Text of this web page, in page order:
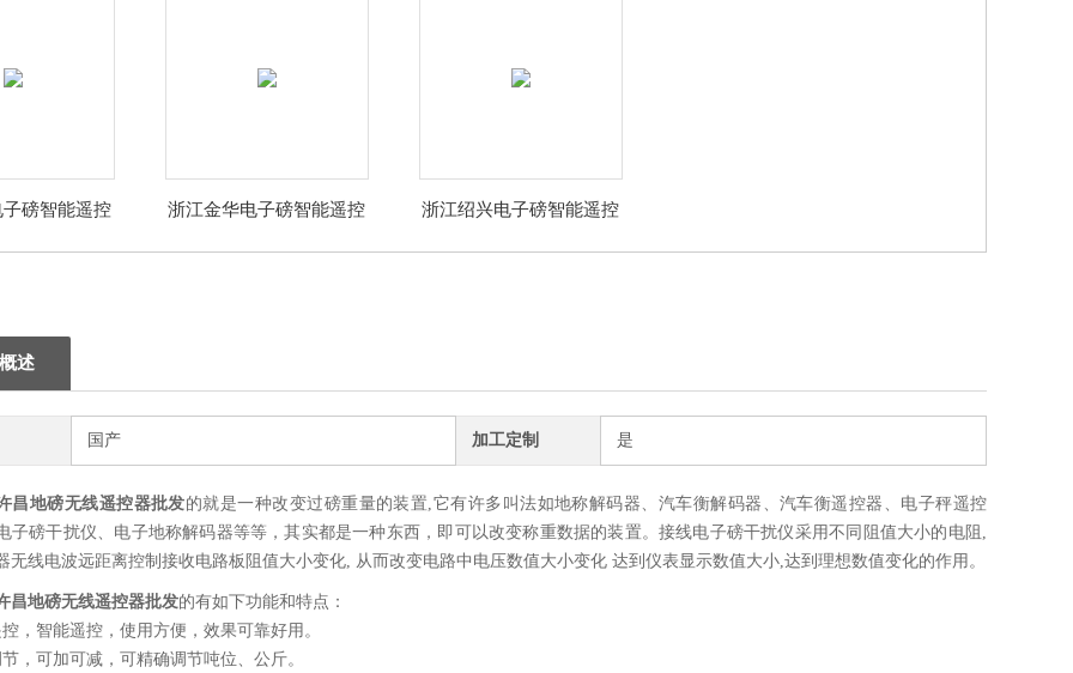
磅智能遥控
浙江金华电子磅智能遥控
浙江绍兴电子磅智能遥控
述
国产 加工定制 是
昌地磅无线遥控器批发的就是一种改变过磅重量的装置,它有许多叫法如地称解码器、汽车衡解码器、汽车衡遥控器、电子秤遥控
子磅干扰仪、电子地称解码器等等，其实都是一种东西，即可以改变称重数据的装置。接线电子磅干扰仪采用不同阻值大小的电阻,
无线电波远距离控制接收电路板阻值大小变化, 从而改变电路中电压数值大小变化 达到仪表显示数值大小,达到理想数值变化的作用。
昌地磅无线遥控器批发的有如下功能和特点：
，智能遥控，使用方便，效果可靠好用。
，可加可减，可精确调节吨位、公斤。